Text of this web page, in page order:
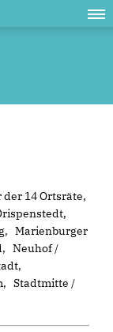
14 Ortsräte,
Marienburger
Neuhof /
Stadtmitte /